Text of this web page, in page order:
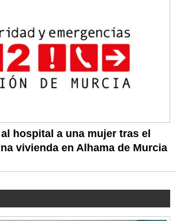
hospital a una mujer tras el
vivienda en Alhama de Murcia